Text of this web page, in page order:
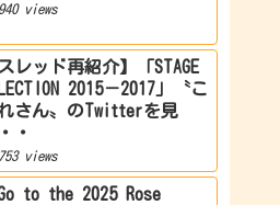
views
スレッド再紹介】「STAGE
2015－2017」〝こ
さん〟のTwitterを見
・
views
Go to the 2025 Rose